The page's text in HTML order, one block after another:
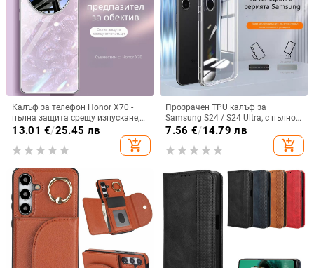
Калъф за телефон Honor X70 -
пълна защита срещу изпускане,
закалено стъкло, модел Аурора
13.01 €/25.45 лв
add_shopping_cart
Прозрачен TPU калъф за
Samsung S24 / S24 Ultra, с пълно
покритие и защита на камерата
7.56 €/14.79 лв
add_shopping_cart